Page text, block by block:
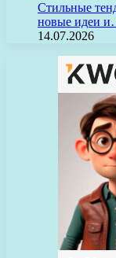
Стильные
новые идеи
14.07.2026